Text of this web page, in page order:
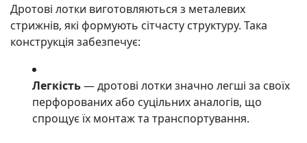
Дротові лотки виготовляються з металевих
стрижнів, які формують сітчасту структуру. Така
конструкція забезпечує:
Легкість— дротові лотки значно легші за своїх
перфорованих або суцільних аналогів, що
спрощує їх монтаж та транспортування.